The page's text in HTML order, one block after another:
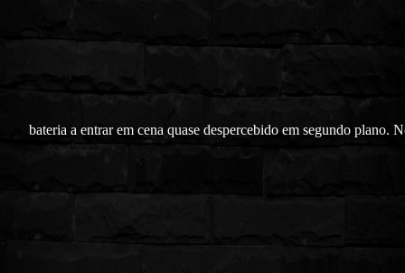
bateria a entrar em cena quase despercebido em segundo plano.